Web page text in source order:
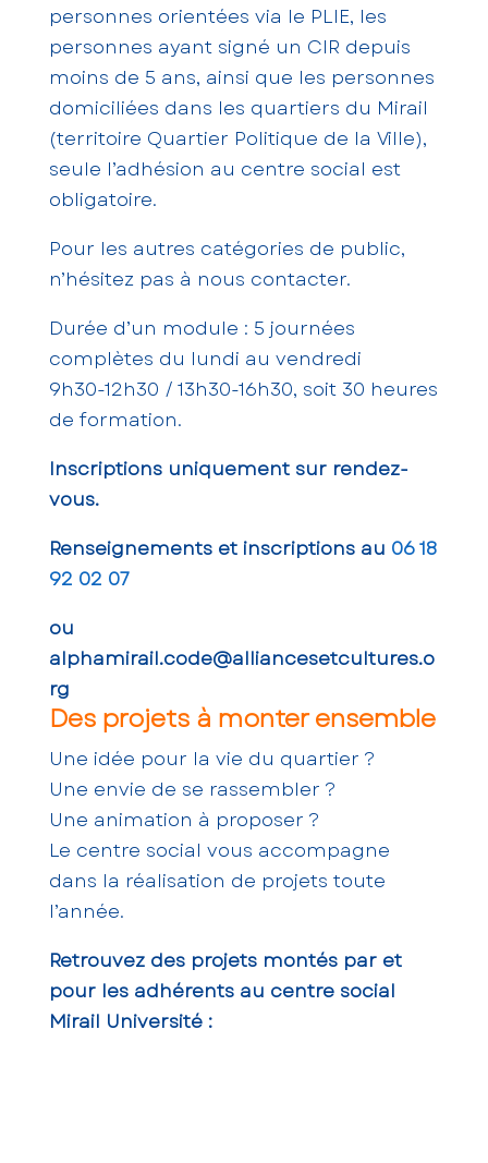
personnes orientées via le PLIE, les
personnes ayant signé un CIR depuis
moins de 5 ans, ainsi que les personnes
domiciliées dans les quartiers du Mirail
(territoire Quartier Politique de la Ville),
seule l’adhésion au centre social est
obligatoire.
Pour les autres catégories de public,
n’hésitez pas à nous contacter.
Durée d’un module : 5 journées
complètes du lundi au vendredi
9h30-12h30 / 13h30-16h30, soit 30 heures
de formation.
Inscriptions uniquement sur rendez-
vous.
Renseignements et inscriptions au 06 18
92 02 07
ou
alphamirail.code@alliancesetcultures.o
rg
Des projets à monter ensemble
Une idée pour la vie du quartier ?
Une envie de se rassembler ?
Une animation à proposer ?
Le centre social vous accompagne
dans la réalisation de projets toute
l’année.
Retrouvez des projets montés par et
pour les adhérents au centre social
Mirail Université :